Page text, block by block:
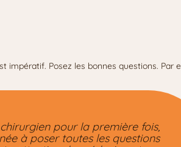
impératif. Posez les bonnes questions. Par
pour la première fois,
à poser toutes les questions